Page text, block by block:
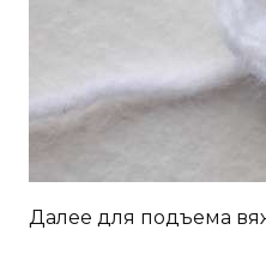
Далее для подъема